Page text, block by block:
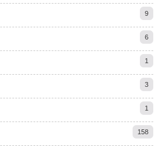
9
6
1
3
1
158